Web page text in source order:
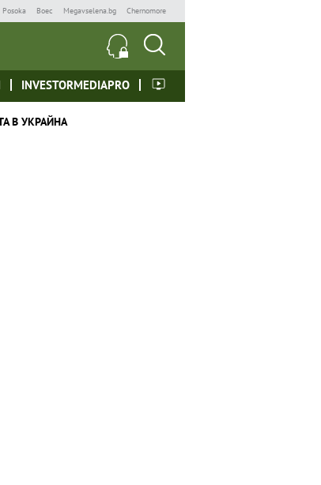
Posoka Boec Megavselena.bg Chernomore
INVESTORMEDIAPRO
В УКРАЙНА